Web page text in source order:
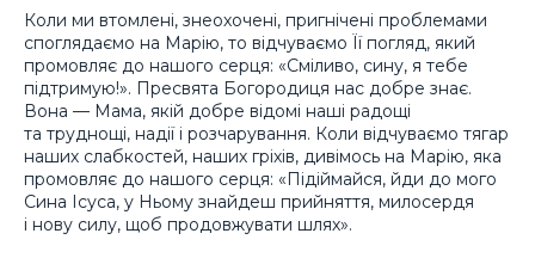
Коли ми втомлені, знеохочені, пригнічені проблемами
споглядаємо на Марію, то відчуваємо Її погляд, який
промовляє до нашого серця: «Сміливо, сину, я тебе
підтримую!». Пресвята Богородиця нас добре знає.
Вона — Мама, якій добре відомі наші радощі
та труднощі, надії і розчарування. Коли відчуваємо тягар
наших слабкостей, наших гріхів, дивімось на Марію, яка
промовляє до нашого серця: «Підіймайся, йди до мого
Сина Ісуса, у Ньому знайдеш прийняття, милосердя
і нову силу, щоб продовжувати шлях».